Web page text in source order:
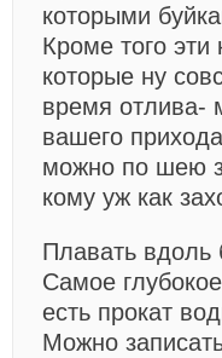
которыми
Кроме того
которые ну
время отлива-
вашего
можно по шею
кому уж как
Плавать вдоль
Самое
есть прокат
Можно